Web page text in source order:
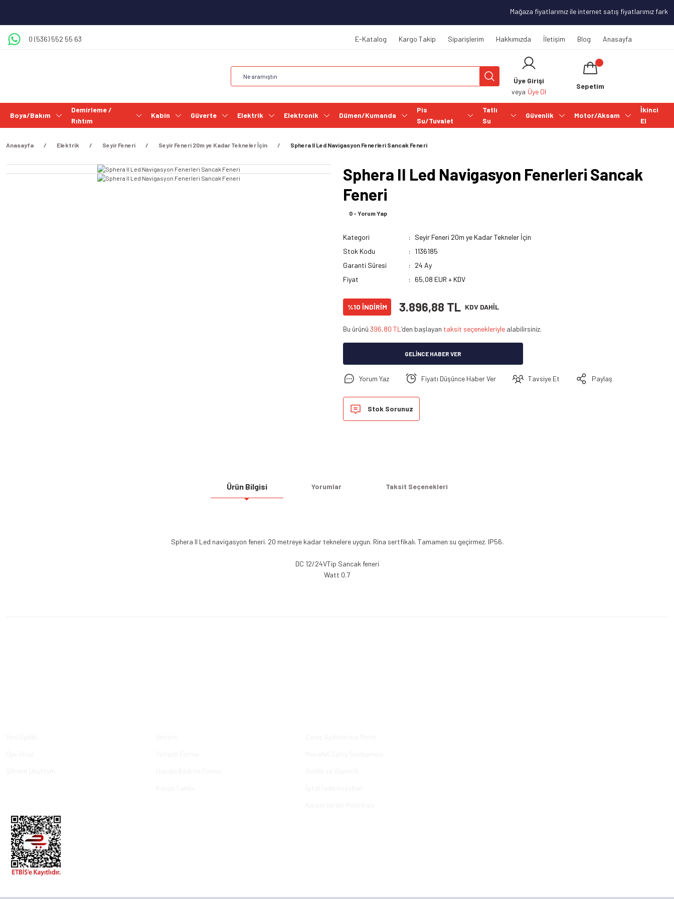
Mağaza fiyatlarımız ile internet satış fiyatlarımız
0 (536) 552 55 63 E-Katalog Kargo Takip Siparişlerim Hakkımızda İletişim Blog Anasayfa
Üye Girişi
veya Üye Ol
Sepetim
Boya/Bakım
Demirleme /
Rıhtım
Kabin Güverte Elektrik Elektronik Dümen/Kumanda
Pis
Su/Tuvalet
Tatlı
Su
Güvenlik Motor/Aksam
İkinci
El
Anasayfa Elektrik Seyir Feneri Seyir Feneri 20m ye Kadar Tekneler İçin Sphera II Led Navigasyon Fenerleri Sancak Feneri
Sphera II Led Navigasyon Fenerleri Sancak
Feneri
0 - Yorum Yap
Kategori
Seyir Feneri 20m ye Kadar Tekneler İçin
Stok Kodu
1136185
Garanti Süresi
24 Ay
Fiyat
65,08 EUR + KDV
%10 İNDİRİM 3.896,88 TL KDV DAHİL
Bu ürünü 396,80 TL ’den başlayan taksit seçenekleriyle alabilirsiniz.
GELINCE HABER VER
Yorum Yaz Fiyatı Düşünce Haber Ver Tavsiye Et Paylaş
Stok Sorunuz
Ürün Bilgisi Yorumlar Taksit Seçenekleri
Sphera II Led navigasyon feneri. 20 metreye kadar teknelere uygun. Rina sertfikalı. Tamamen su geçirmez. IP56.
DC 12/24VTip Sancak feneri
Watt 0.7